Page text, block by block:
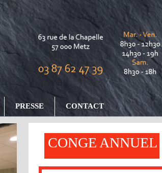
CONGE ANNUEL
PRESSE CONTACT